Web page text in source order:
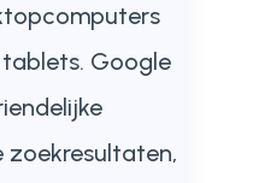
Google
zoekresultaten,